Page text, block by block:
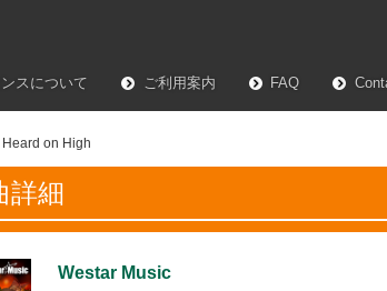
スについて ご利用案内 FAQ
on High
詳細
Westar Music